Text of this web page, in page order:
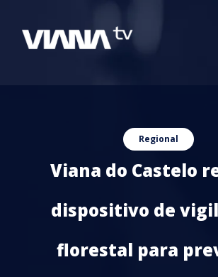
Regional
Viana do Castelo
dispositivo de
florestal para